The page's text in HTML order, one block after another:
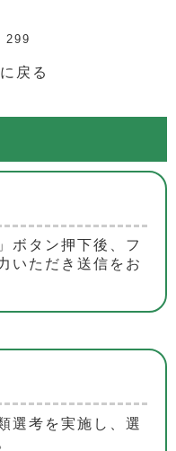
299
戻る
ボタン押下後、フ
いただき送信をお
選考を実施し、選